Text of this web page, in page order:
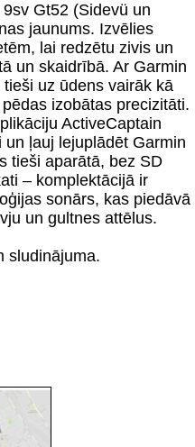
Gt52 (Sidevü un
jaunums. Izvēlies
lai redzētu zivis un
un skaidrībā. Ar Garmin
uz ūdens vairāk kā
izobātas precizitāti.
ActiveCaptain
ļauj lejuplādēt Garmin
tieši aparātā, bez SD
– komplektācijā ir
sonārs, kas piedāvā
un gultnes attēlus.
sludinājuma.